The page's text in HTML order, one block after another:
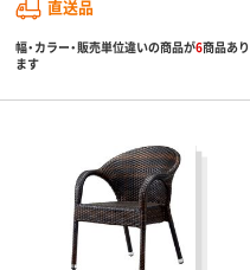
直送品
幅・カラー・販売単位違いの商品が6商品あり
ます